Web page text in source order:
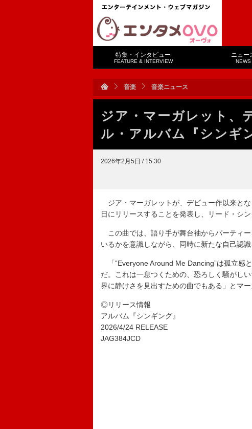
特集・インタビュー
FEATURE & INTERVIEW
ニュー
NEWS
音楽 音楽ニュース
ジア・マーガレット、
ル・アルバム『シンギ
2026年2月5日 / 15:30
ジア・マーガレットが、デビュー作以来と
日にリリースすることを発表し、リード・シ
この曲では、語り手が舞台袖からパーティ
いるかを意識しながら、同時に新たな自己認
「“Everyone Around Me Dancing”は孤立感
だ。これは一息つくための、恐ろしく騒がし
界に静けさを見出すための曲でもある」とマー
◎リリース情報
アルバム『シンギング』
2026/4/24 RELEASE
JAG384JCD